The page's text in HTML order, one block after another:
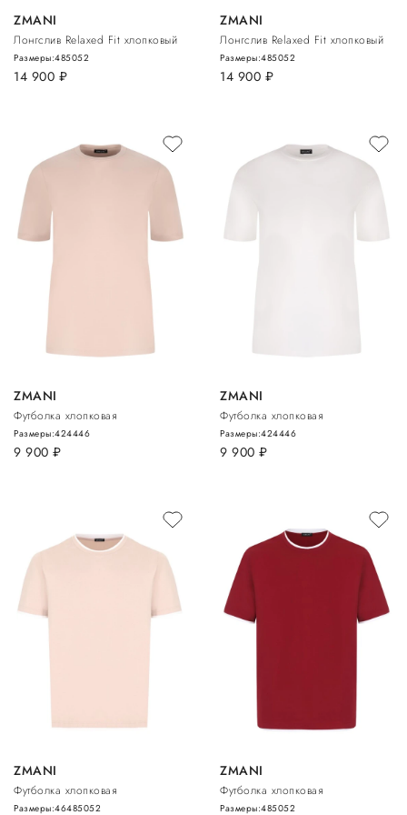
ZMANI
Лонгслив Relaxed Fit хлопковый
14 900 руб.
Размеры:485052
ZMANI
Лонгслив Relaxed Fit хлопковый
14 900 руб.
Размеры:485052
ZMANI
Футболка хлопковая
9 900 руб.
Размеры:424446
ZMANI
Футболка хлопковая
9 900 руб.
Размеры:424446
ZMANI
Футболка хлопковая
Размеры:46485052
ZMANI
Футболка хлопковая
Размеры:485052